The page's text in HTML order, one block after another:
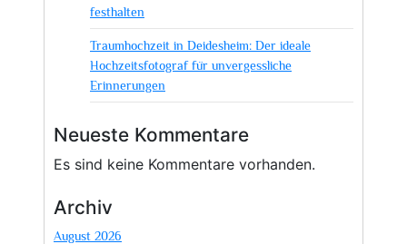
festhalten
Traumhochzeit in Deidesheim: Der ideale
Hochzeitsfotograf für unvergessliche
Erinnerungen
Neueste Kommentare
Es sind keine Kommentare vorhanden.
Archiv
August 2026